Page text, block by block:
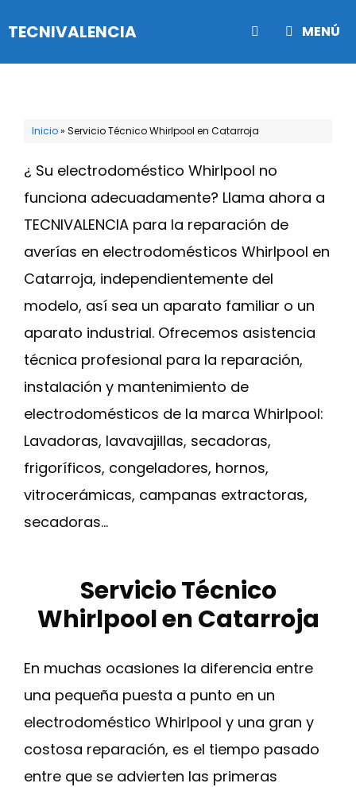
al
contenido
TECNIVALENCIA MENÚ
Inicio» Servicio Técnico Whirlpool en Catarroja
¿ Su electrodoméstico Whirlpool no
funciona adecuadamente? Llama ahora a
TECNIVALENCIA para la reparación de
averías en electrodomésticos Whirlpool en
Catarroja, independientemente del
modelo, así sea un aparato familiar o un
aparato industrial. Ofrecemos asistencia
técnica profesional para la reparación,
instalación y mantenimiento de
electrodomésticos de la marca Whirlpool:
Lavadoras, lavavajillas, secadoras,
frigoríficos, congeladores, hornos,
vitrocerámicas, campanas extractoras,
secadoras…
Servicio Técnico
Whirlpool en Catarroja
En muchas ocasiones la diferencia entre
una pequeña puesta a punto en un
electrodoméstico Whirlpool y una gran y
costosa reparación, es el tiempo pasado
entre que se advierten las primeras